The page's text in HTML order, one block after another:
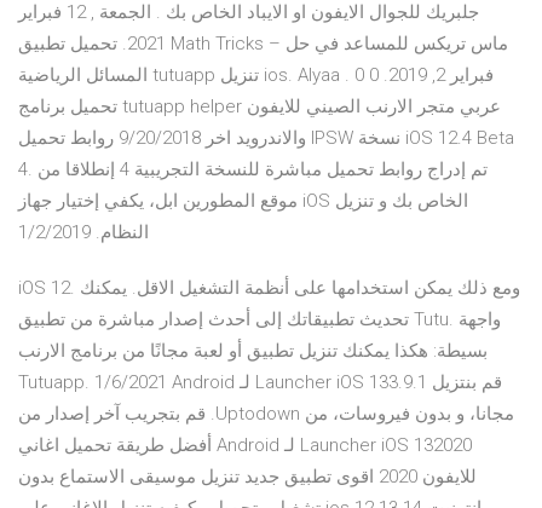
جلبريك للجوال الايفون او الايباد الخاص بك . الجمعة , 12 فبراير
2021. تحميل تطبيق Math Tricks – ماس تريكس للمساعد في حل
المسائل الرياضية tutuapp تنزيل ios. Alyaa فبراير 2, 2019. 0 0 .
تحميل برنامج tutuapp helper عربي متجر الارنب الصيني للايفون
والاندرويد اخر 9/20/2018 روابط تحميل IPSW نسخة iOS 12.4 Beta
4. تم إدراج روابط تحميل مباشرة للنسخة التجريبية 4 إنطلاقا من
موقع المطورين ابل، يكفي إختيار جهاز iOS الخاص بك و تنزيل
النظام. 1/2/2019
iOS 12. ومع ذلك يمكن استخدامها على أنظمة التشغيل الاقل. يمكنك
تحديث تطبيقاتك إلى أحدث إصدار مباشرة من تطبيق Tutu. واجهة
بسيطة: هكذا يمكنك تنزيل تطبيق أو لعبة مجانًا من برنامج الارنب
Tutuapp. 1/6/2021 ‫قم بنتزيل Launcher iOS 133.9.1 لـ Android
مجانا، و بدون فيروسات، من Uptodown. قم بتجريب آخر إصدار من
Launcher iOS 132020 لـ Android أفضل طريقة تحميل اغاني
للايفون 2020 اقوى تطبيق جديد تنزيل موسيقى الاستماع بدون